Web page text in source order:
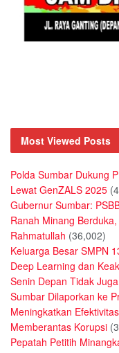
Most Viewed Posts
Polda Sumbar Dukung
Lewat GenZALS 2025
Gubernur Sumbar:
Ranah Minang
Rahmatullah (36,002)
Keluarga Besar SMPN
Deep Learning dan
Senin Depan Tidak
Sumbar Dilaporkan ke
Meningkatkan
Memberantas Korupsi
Pepatah Petitih